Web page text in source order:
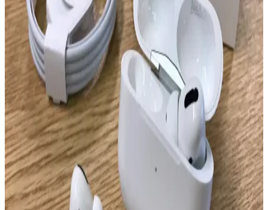
Apple AirPods Pro 3, Pro 2 ve AirPods 4 İçin Yeni
Firmware Güncellemesi ve Kullanıcı Sorunları
Apple, AirPods Pro 3, Pro 2 ve AirPods 4 için bağlantı, ses
senkronizasyonu ve mikrofon sorunlarını hedefleyen yeni firmware
güncellemesi yayımladı. Güncelleme detayları ve etkisi henüz net
değil.
AktarMobile AirPods 4. Nesil Uyumlu Deri
Görünümlü Silikon Kulaklık Kılıfı İncelemesi ve
Özellikleri
AktarMobile'ın AirPods 4. Nesil uyumlu deri görünümlü silikon
kılıfı, dayanıklı malzeme, kablosuz şarj uyumu ve taşıma askısı ile
kulaklıklarınızı şık ve güvenle korur.
AirPods 1. ve 2. Nesil Arasındaki Farklar ve